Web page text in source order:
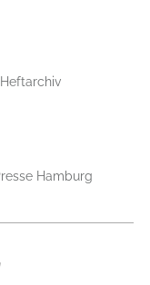
Heftarchiv
Hamburg